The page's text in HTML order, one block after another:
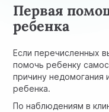
Первая
ребенка
Если перечисленных
помочь ребенку
причину недомогания
ребенка.
По наблюдениям в